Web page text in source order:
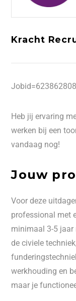
Kracht
Heb jij ervaring
werken bij een
vandaag nog!
Jouw
Voor deze
professional met
minimaal 3-5 jaar
de civiele
werkhouding en
maar je